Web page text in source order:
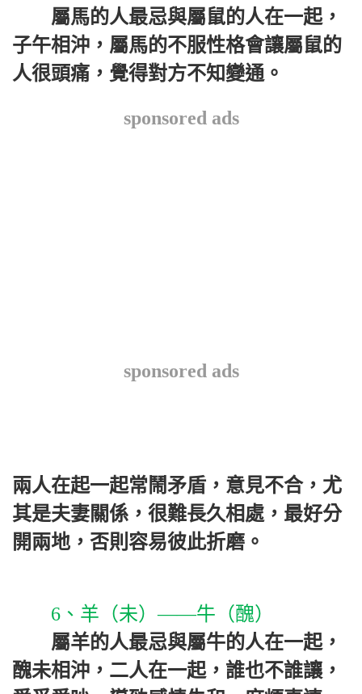
屬馬的人最忌與屬鼠的人在一起，
子午相沖，屬馬的不服性格會讓屬鼠的
人很頭痛，覺得對方不知變通。
sponsored ads
sponsored ads
兩人在起一起常鬧矛盾，意見不合，尤
其是夫妻關係，很難長久相處，最好分
開兩地，否則容易彼此折磨。
6、羊（未）——牛（醜）
屬羊的人最忌與屬牛的人在一起，
醜未相沖，二人在一起，誰也不誰讓，